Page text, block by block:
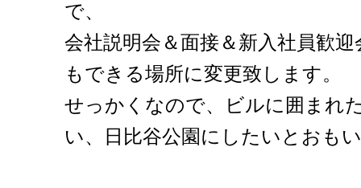
で、
会社説明会＆面接＆新入社員歓
もできる場所に変更致します。
せっかくなので、ビルに囲まれ
い、日比谷公園にしたいとお